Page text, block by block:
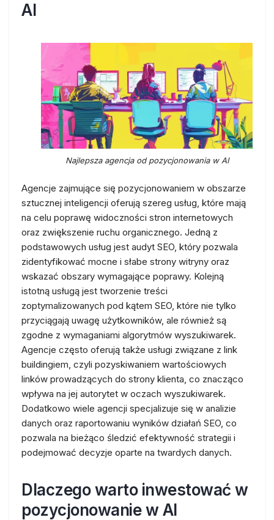
AI
Najlepsza agencja od pozycjonowania w AI
Agencje zajmujące się pozycjonowaniem w obszarze
sztucznej inteligencji oferują szereg usług, które mają
na celu poprawę widoczności stron internetowych
oraz zwiększenie ruchu organicznego. Jedną z
podstawowych usług jest audyt SEO, który pozwala
zidentyfikować mocne i słabe strony witryny oraz
wskazać obszary wymagające poprawy. Kolejną
istotną usługą jest tworzenie treści
zoptymalizowanych pod kątem SEO, które nie tylko
przyciągają uwagę użytkowników, ale również są
zgodne z wymaganiami algorytmów wyszukiwarek.
Agencje często oferują także usługi związane z link
buildingiem, czyli pozyskiwaniem wartościowych
linków prowadzących do strony klienta, co znacząco
wpływa na jej autorytet w oczach wyszukiwarek.
Dodatkowo wiele agencji specjalizuje się w analizie
danych oraz raportowaniu wyników działań SEO, co
pozwala na bieżąco śledzić efektywność strategii i
podejmować decyzje oparte na twardych danych.
Dlaczego warto inwestować w
pozycjonowanie w AI